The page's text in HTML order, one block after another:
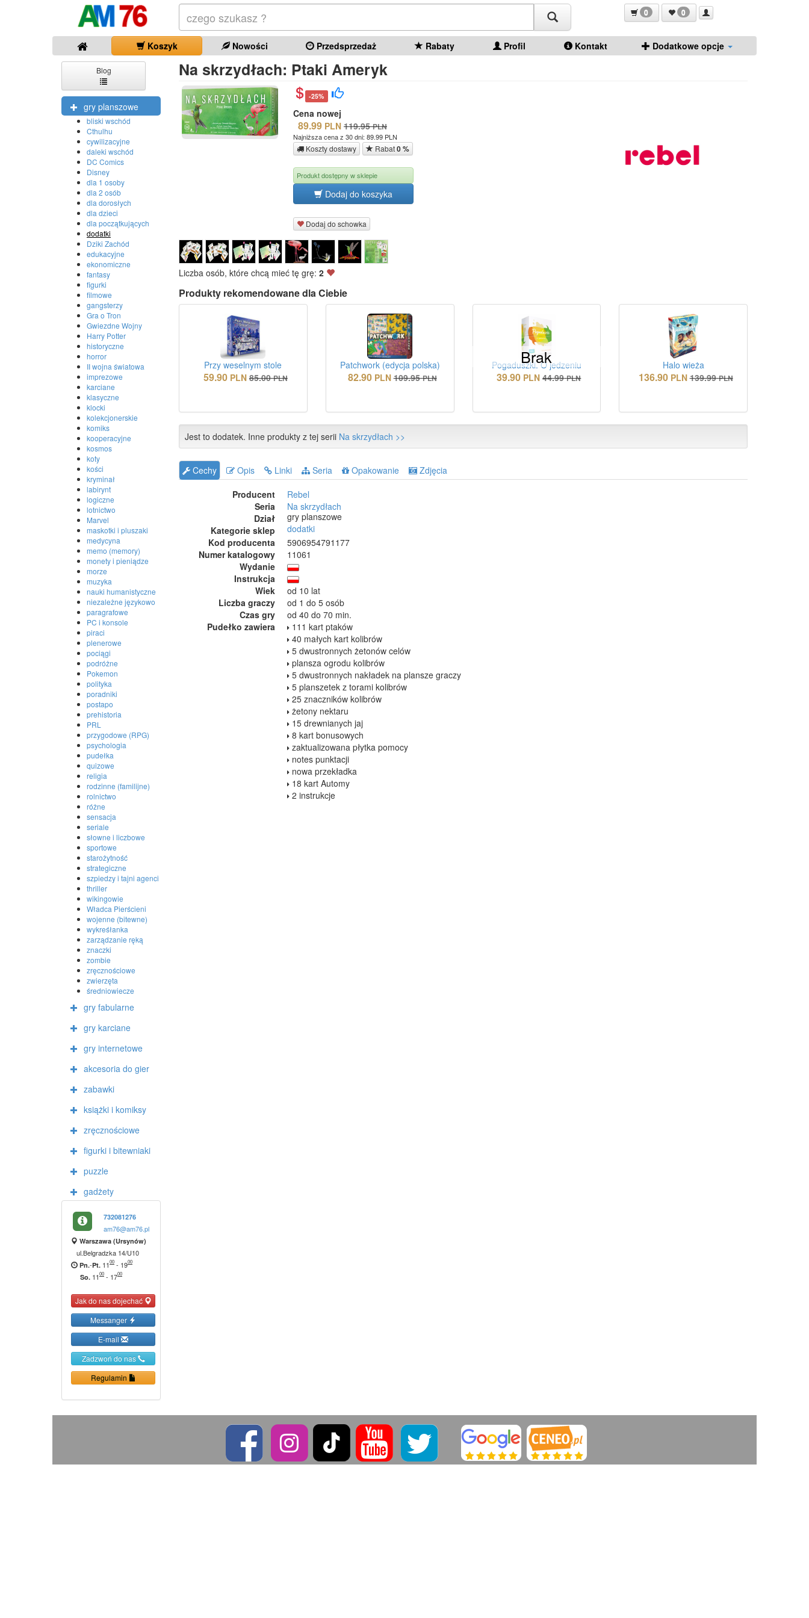
0 0
Koszyk Nowości Przedsprzedaż Rabaty Profil Kontakt Dodatkowe opcje
Blog
gry planszowe
bliski wschód
Cthulhu
cywilizacyjne
daleki wschód
DC Comics
Disney
dla 1 osoby
dla 2 osób
dla dorosłych
dla dzieci
dla początkujących
dodatki
Dziki Zachód
edukacyjne
ekonomiczne
fantasy
figurki
filmowe
gangsterzy
Gra o Tron
Gwiezdne Wojny
Harry Potter
historyczne
horror
II wojna światowa
imprezowe
karciane
klasyczne
klocki
kolekcjonerskie
komiks
kooperacyjne
kosmos
koty
kości
kryminał
labirynt
logiczne
lotnictwo
Marvel
maskotki i pluszaki
medycyna
memo (memory)
monety i pieniądze
morze
muzyka
nauki humanistyczne
niezależne językowo
paragrafowe
PC i konsole
piraci
plenerowe
pociągi
podróżne
Pokemon
polityka
poradniki
postapo
prehistoria
PRL
przygodowe (RPG)
psychologia
pudełka
quizowe
religia
rodzinne (familijne)
rolnictwo
różne
sensacja
seriale
słowne i liczbowe
sportowe
starożytność
strategiczne
szpiedzy i tajni agenci
thriller
wikingowie
Władca Pierścieni
wojenne (bitewne)
wykreśłanka
zarządzanie ręką
znaczki
zombie
zręcznościowe
zwierzęta
średniowiecze
gry fabularne
gry karciane
gry internetowe
akcesoria do gier
zabawki
książki i komiksy
zręcznościowe
figurki i bitewniaki
puzzle
gadżety
732081276
am76@am76.pl
Warszawa (Ursynów)
ul.Belgradzka 14/U10
Pn.-Pt. 1100 - 1900
So. 1100 - 1700
Jak do nas dojechać
Messanger
E-mail
Zadzwoń do nas
Regulamin
Na skrzydłach: Ptaki Ameryk
-25%
Cena nowej
89.99 PLN 119.95 PLN
Najniższa cena z 30 dni: 89.99 PLN
Koszty dostawy Rabat0 %
Produkt dostępny w sklepie
Dodaj do koszyka
Dodaj do schowka
Liczba osób, które chcą mieć tę grę: 2
Produkty rekomendowane dla Ciebie
Przy weselnym stole
59.90 PLN 85.00 PLN
Patchwork (edycja polska)
82.90 PLN 109.95 PLN
Brak
Pogaduszki. O jedzeniu
39.90 PLN 44.99 PLN
Halo wieża
136.90 PLN 139.99 PLN
Jest to dodatek. Inne produkty z tej serii Na skrzydłach >>
Cechy Opis Linki Seria Opakowanie
Zdjęcia
Producent
Rebel
Seria
Na skrzydłach
Dział
gry planszowe
Kategorie sklep
dodatki
Kod producenta
5906954791177
Numer katalogowy
11061
Wydanie
Instrukcja
Wiek
od 10 lat
Liczba graczy
od 1 do 5 osób
Czas gry
od 40 do 70 min.
Pudełko zawiera
111 kart ptaków
40 małych kart kolibrów
5 dwustronnych żetonów celów
plansza ogrodu kolibrów
5 dwustronnych nakładek na plansze graczy
5 planszetek z torami kolibrów
25 znaczników kolibrów
żetony nektaru
15 drewnianych jaj
8 kart bonusowych
zaktualizowana płytka pomocy
notes punktacji
nowa przekładka
18 kart Automy
2 instrukcje